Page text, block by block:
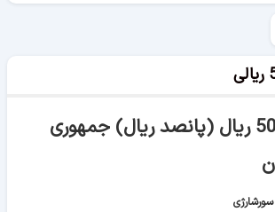
اسکناس 500 ریال (پانصد ریال) جمهوری